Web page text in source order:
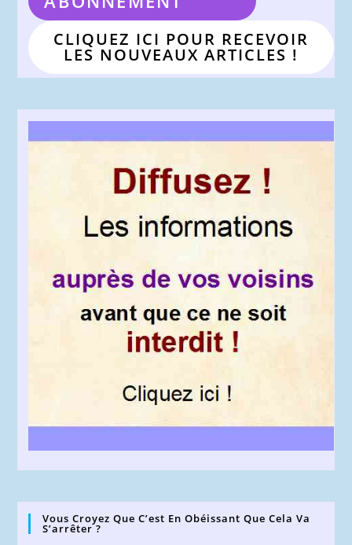
CLIQUEZ ICI POUR RECEVOIR
LES NOUVEAUX ARTICLES !
Vous Croyez Que C’est En Obéissant Que Cela Va
S’arrêter ?